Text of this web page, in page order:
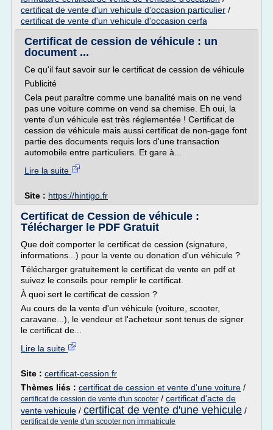
certificat de vente d'un vehicule d'occasion particulier /
certificat de vente d'un vehicule d'occasion cerfa
Certificat de cession de véhicule : un
document ...
Ce qu'il faut savoir sur le certificat de cession de véhicule
Publicité
Cela peut paraître comme une banalité mais on ne vend
pas une voiture comme on vend sa chemise. Eh oui, la
vente d'un véhicule est très réglementée ! Certificat de
cession de véhicule mais aussi certificat de non-gage font
partie des documents requis lors d'une transaction
automobile entre particuliers. Et gare à...
Lire la suite
Site : https://hintigo.fr
Certificat de Cession de véhicule :
Télécharger le PDF Gratuit
Que doit comporter le certificat de cession (signature,
informations...) pour la vente ou donation d'un véhicule ?
Télécharger gratuitement le certificat de vente en pdf et
suivez le conseils pour remplir le certificat.
À quoi sert le certificat de cession ?
Au cours de la vente d'un véhicule (voiture, scooter,
caravane...), le vendeur et l'acheteur sont tenus de signer
le certificat de...
Lire la suite
Site : certificat-cession.fr
Thèmes liés : certificat de cession et vente d'une voiture /
certificat de cession de vente d'un scooter / certificat d'acte de
vente vehicule / certificat de vente d'une vehicule /
certificat de vente d'un scooter non immatricule